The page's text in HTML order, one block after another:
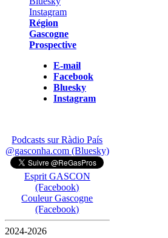
Région
Gascogne
Prospective
E-mail
Facebook
Bluesky
Instagram
Podcasts sur Ràdio País
@gasconha.com (Bluesky)
Esprit GASCON
(Facebook)
Couleur Gascogne
(Facebook)
2024-2026